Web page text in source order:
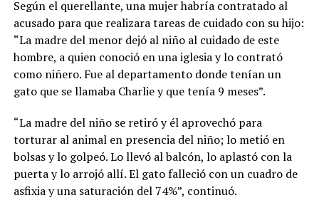
Según el querellante, una mujer habría contratado al
acusado para que realizara tareas de cuidado con su hijo:
“La madre del menor dejó al niño al cuidado de este
hombre, a quien conoció en una iglesia y lo contrató
como niñero. Fue al departamento donde tenían un
gato que se llamaba Charlie y que tenía 9 meses”.
“La madre del niño se retiró y él aprovechó para
torturar al animal en presencia del niño; lo metió en
bolsas y lo golpeó. Lo llevó al balcón, lo aplastó con la
puerta y lo arrojó allí. El gato falleció con un cuadro de
asfixia y una saturación del 74%”, continuó.